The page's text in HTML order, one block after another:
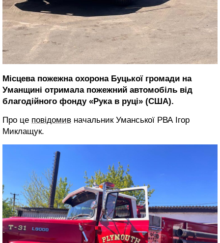
Місцева пожежна охорона Буцької громади на
Уманщині отримала пожежний автомобіль від
благодійного фонду «Рука в руці» (США).
Про це повідомив начальник Уманської РВА Ігор
Миклащук.